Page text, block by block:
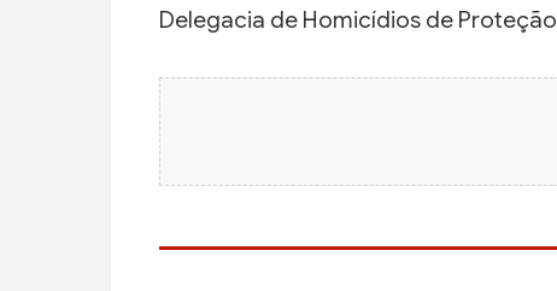
Delegacia de Homicídios de